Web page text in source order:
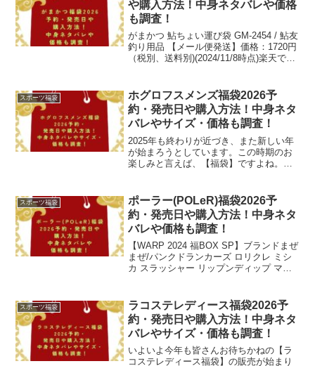
や購入方法！中身ネタバレや価格
も調査！
がまかつ 鮎ちょい運び袋 GM-2454 / 鮎友
釣り用品 【メール便発送】価格：1720円
（税別、送料別)(2024/11/8時点)楽天で購
介する【がまかつ(GAMAK...
スポーツ福袋
ホグロフスメンズ福袋2026予
約・発売日や購入方法！中身ネタ
バレやサイズ・価格も調査！
2025年も終わりが近づき、また新しい年
が始まろうとしています。この時期のお
楽しみと言えば、【福袋】ですよね。ア
グロフス(Hoglofs)」と言えば、100年以上
の歴...
スポーツ福袋
ポーラー(POLeR)福袋2026予
約・発売日や購入方法！中身ネタ
バレや価格も調査！
【WARP 2024 福BOX SP】ブランドまぜ
まぜ/パンクドランカーズ ロリクレ ミシ
カ スラッシャー リップンディップ マモ
別、送料別)(2023/12/...
スポーツ福袋
ラコステレディース福袋2026予
約・発売日や購入方法！中身ネタ
バレやサイズ・価格も調査！
いよいよ今年も皆さんお待ちかねの【ラ
コステレディース福袋】の販売が始まり